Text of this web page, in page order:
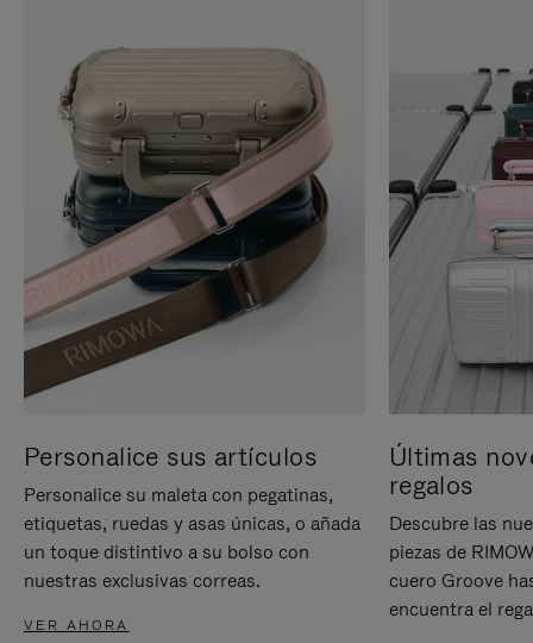
Personalice sus artículos
Personalice su maleta con pegatinas,
etiquetas, ruedas y asas únicas, o añada
un toque distintivo a su bolso con
nuestras exclusivas correas.
VER AHORA
Últimas
regalos
Descubre las
piezas de
cuero Groove
encuentra el